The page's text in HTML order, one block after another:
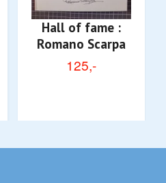
Hall of fame :
Romano Scarpa
125,-